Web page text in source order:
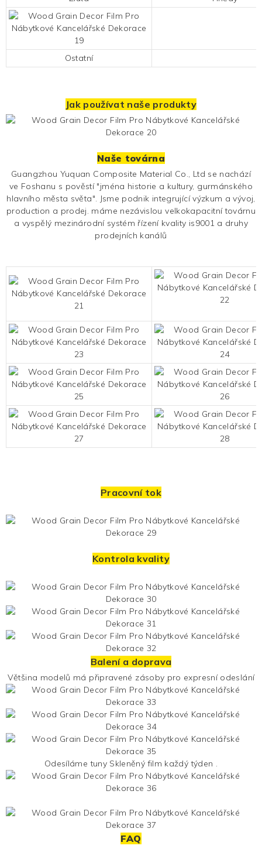
Ostatní
Jak používat naše produkty
Naše továrna
Guangzhou Yuquan Composite Material Co., Ltd se nachází
ve Foshanu s pověstí "jména historie a kultury, gurmánského
hlavního města světa". Jsme podnik integrující výzkum a vývoj,
production a prodej. máme nezávislou velkokapacitní továrnu
a vyspělý mezinárodní systém řízení kvality is9001 a druhy
prodejních kanálů
Pracovní tok
Kontrola kvality
Balení a doprava
Většina modelů má připravené zásoby pro expresní odeslání
Odesíláme tuny Skleněný film každý týden .
FAQ